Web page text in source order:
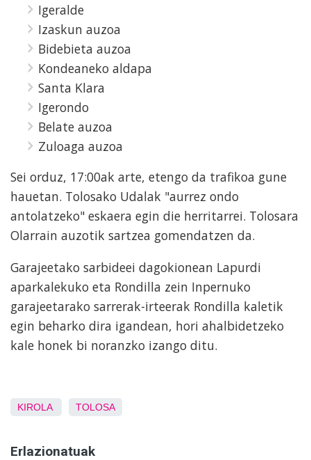
Igeralde
Izaskun auzoa
Bidebieta auzoa
Kondeaneko aldapa
Santa Klara
Igerondo
Belate auzoa
Zuloaga auzoa
Sei orduz, 17:00ak arte, etengo da trafikoa gune
hauetan. Tolosako Udalak "aurrez ondo
antolatzeko" eskaera egin die herritarrei. Tolosara
Olarrain auzotik sartzea gomendatzen da.
Garajeetako sarbideei dagokionean Lapurdi
aparkalekuko eta Rondilla zein Inpernuko
garajeetarako sarrerak-irteerak Rondilla kaletik
egin beharko dira igandean, hori ahalbidetzeko
kale honek bi noranzko izango ditu.
KIROLA TOLOSA
Erlazionatuak